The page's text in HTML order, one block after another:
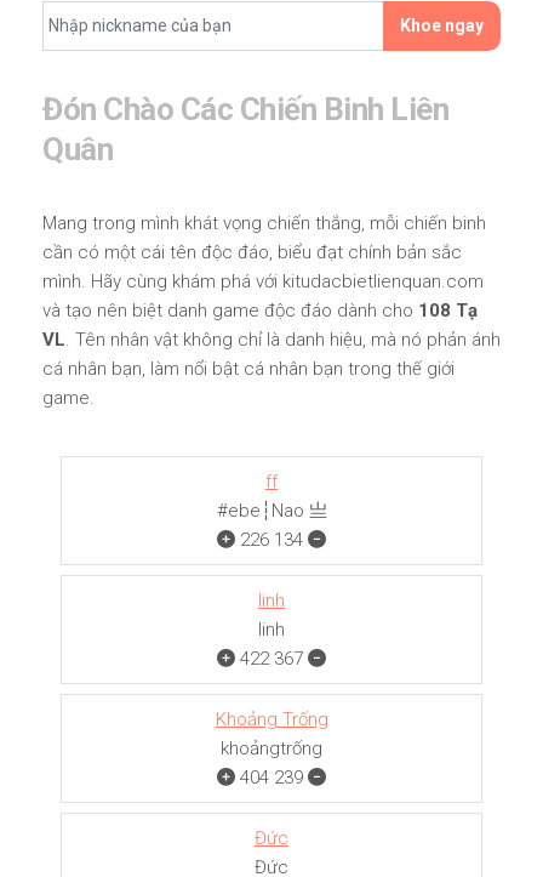
Khoe ngay
Đón Chào Các Chiến Binh Liên
Quân
Mang trong mình khát vọng chiến thắng, mỗi chiến binh
cần có một cái tên độc đáo, biểu đạt chính bản sắc
mình. Hãy cùng khám phá với kitudacbietlienquan.com
và tạo nên biệt danh game độc đáo dành cho 108 Tạ
VL. Tên nhân vật không chỉ là danh hiệu, mà nó phản ánh
cá nhân bạn, làm nổi bật cá nhân bạn trong thế giới
game.
ff
#ebe┆Nao 亗
226 134
linh
linh
422 367
Khoảng Trống
khoảngㅤㅤㅤtrống
404 239
Đức
Đức